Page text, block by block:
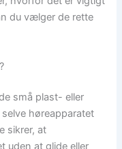
du vælger de rette
små plast- eller
høreapparatet
sikrer, at